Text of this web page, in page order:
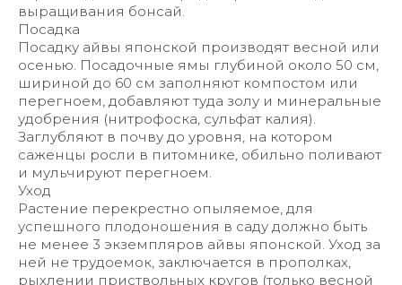
выращивания бонсай.
Посадка
Посадку айвы японской производят весной или
осенью. Посадочные ямы глубиной около 50 см,
шириной до 60 см заполняют компостом или
перегноем, добавляют туда золу и минеральные
удобрения (нитрофоска, сульфат калия).
Заглубляют в почву до уровня, на котором
саженцы росли в питомнике, обильно поливают
и мульчируют перегноем.
Уход
Растение перекрестно опыляемое, для
успешного плодоношения в саду должно быть
не менее 3 экземпляров айвы японской. Уход за
ней не трудоемок, заключается в прополках,
рыхлении приствольных кругов (только весной